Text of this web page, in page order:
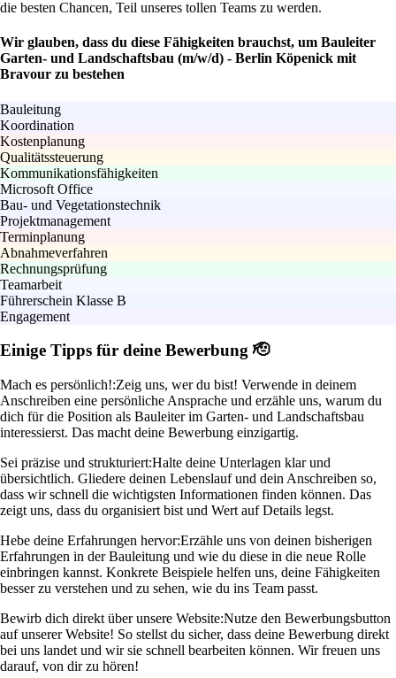
die besten Chancen, Teil unseres tollen Teams zu werden.
Wir glauben, dass du diese Fähigkeiten brauchst, um Bauleiter
Garten- und Landschaftsbau (m/w/d) - Berlin Köpenick mit
Bravour zu bestehen
Bauleitung
Koordination
Kostenplanung
Qualitätssteuerung
Kommunikationsfähigkeiten
Microsoft Office
Bau- und Vegetationstechnik
Projektmanagement
Terminplanung
Abnahmeverfahren
Rechnungsprüfung
Teamarbeit
Führerschein Klasse B
Engagement
Einige Tipps für deine Bewerbung 🫡
Mach es persönlich!:Zeig uns, wer du bist! Verwende in deinem
Anschreiben eine persönliche Ansprache und erzähle uns, warum du
dich für die Position als Bauleiter im Garten- und Landschaftsbau
interessierst. Das macht deine Bewerbung einzigartig.
Sei präzise und strukturiert:Halte deine Unterlagen klar und
übersichtlich. Gliedere deinen Lebenslauf und dein Anschreiben so,
dass wir schnell die wichtigsten Informationen finden können. Das
zeigt uns, dass du organisiert bist und Wert auf Details legst.
Hebe deine Erfahrungen hervor:Erzähle uns von deinen bisherigen
Erfahrungen in der Bauleitung und wie du diese in die neue Rolle
einbringen kannst. Konkrete Beispiele helfen uns, deine Fähigkeiten
besser zu verstehen und zu sehen, wie du ins Team passt.
Bewirb dich direkt über unsere Website:Nutze den Bewerbungsbutton
auf unserer Website! So stellst du sicher, dass deine Bewerbung direkt
bei uns landet und wir sie schnell bearbeiten können. Wir freuen uns
darauf, von dir zu hören!